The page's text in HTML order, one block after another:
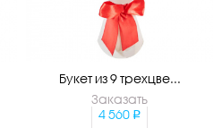
Букет из 9 трехцве...
Заказать
4 560